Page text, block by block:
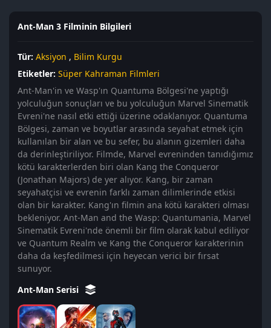
Ant-Man 3 Filminin Bilgileri
Tür: Aksiyon , Bilim Kurgu
Etiketler: Süper Kahraman Filmleri
Ant-Man'in ve Wasp'ın Quantuma Bölgesi'ne yaptığı
yolculuğun sonuçları ve bu yolculuğun Marvel Sinematik
Evreni'ne nasıl etki ettiği üzerine odaklanıyor. Quantuma
Bölgesi, zaman ve boyutlar arasında seyahat etmek için
kullanılan bir alan ve bu sefer, bu alanın gizemleri daha
da derinleştiriliyor. Filmde, Marvel evreninden tanıdığımız
kötü karakterlerden biri olan Kang the Conqueror
(Jonathan Majors) de yer alıyor. Kang, bir zaman
seyahatçisi ve evrenin farklı zaman dilimlerinde etkisi
olan bir karakter. Kang'ın filmin ana kötü karakteri olması
bekleniyor. Ant-Man and the Wasp: Quantumania, Marvel
Sinematik Evreni'nde önemli bir film olarak kabul ediliyor
ve Quantum Realm ve Kang the Conqueror karakterinin
daha da keşfedilmesi için heyecan verici bir fırsat
sunuyor.
Ant-Man Serisi